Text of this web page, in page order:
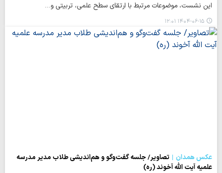
این نشست، موضوعات مرتبط با ارتقای سطح علمی، تربیتی و…
۱۴۰۴-۰۶-۱۵ ۱۲:۰۱
عکس همدان
تصاویر/ جلسه گفت‌وگو و هم‌اندیشی طلاب مدیر مدرسه
علمیه آیت الله آخوند (ره)